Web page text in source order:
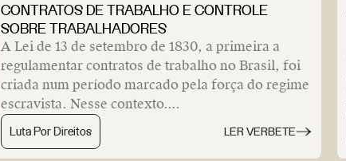
CONTRATOS DE TRABALHO E CONTROLE
SOBRE TRABALHADORES
A Lei de 13 de setembro de 1830, a primeira a
regulamentar contratos de trabalho no Brasil, foi
criada num período marcado pela força do regime
escravista. Nesse contexto....
Luta Por Direitos LER VERBETE